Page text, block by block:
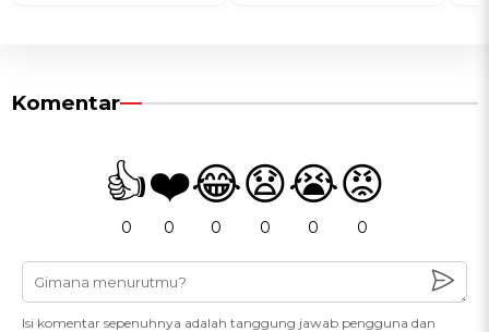
Komentar
👍
0
❤️
0
😂
0
😧
0
😭
0
😡
0
Isi komentar sepenuhnya adalah tanggung jawab pengguna dan